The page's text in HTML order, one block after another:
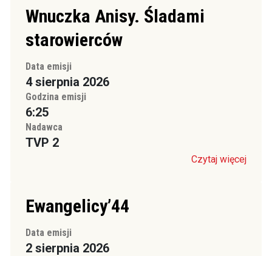
Wnuczka Anisy. Śladami
starowierców
Data emisji
4 sierpnia 2026
Godzina emisji
6:25
Nadawca
TVP 2
Czytaj więcej
Ewangelicy’44
Data emisji
2 sierpnia 2026